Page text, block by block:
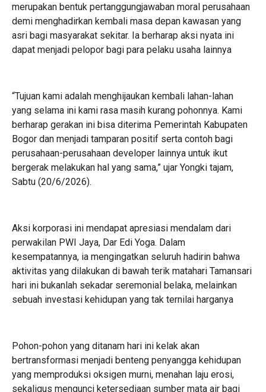
merupakan bentuk pertanggungjawaban moral perusahaan
demi menghadirkan kembali masa depan kawasan yang
asri bagi masyarakat sekitar. Ia berharap aksi nyata ini
dapat menjadi pelopor bagi para pelaku usaha lainnya
“Tujuan kami adalah menghijaukan kembali lahan-lahan
yang selama ini kami rasa masih kurang pohonnya. Kami
berharap gerakan ini bisa diterima Pemerintah Kabupaten
Bogor dan menjadi tamparan positif serta contoh bagi
perusahaan-perusahaan developer lainnya untuk ikut
bergerak melakukan hal yang sama,” ujar Yongki tajam,
Sabtu (20/6/2026).
Aksi korporasi ini mendapat apresiasi mendalam dari
perwakilan PWI Jaya, Dar Edi Yoga. Dalam
kesempatannya, ia mengingatkan seluruh hadirin bahwa
aktivitas yang dilakukan di bawah terik matahari Tamansari
hari ini bukanlah sekadar seremonial belaka, melainkan
sebuah investasi kehidupan yang tak ternilai harganya
Pohon-pohon yang ditanam hari ini kelak akan
bertransformasi menjadi benteng penyangga kehidupan
yang memproduksi oksigen murni, menahan laju erosi,
sekaligus mengunci ketersediaan sumber mata air bagi